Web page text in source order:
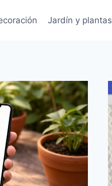
Jardín y plantas